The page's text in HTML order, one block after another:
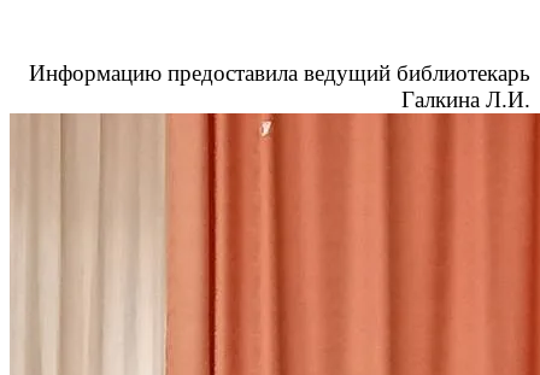
Информацию предоставила ведущий библиотекарь
Галкина Л.И.